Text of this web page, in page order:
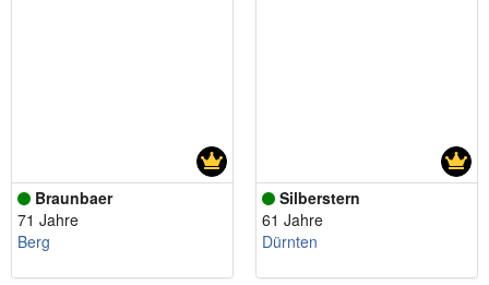
Braunbaer
71 Jahre
Berg
Silberstern
61 Jahre
Dürnten